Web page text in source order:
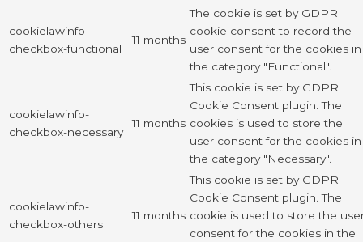
cookielawinfo-
checkbox-functional
11 months
The cookie is set by GDPR
cookie consent to record the
user consent for the cookies in
the category "Functional".
cookielawinfo-
checkbox-necessary
11 months
This cookie is set by GDPR
Cookie Consent plugin. The
cookies is used to store the
user consent for the cookies in
the category "Necessary".
cookielawinfo-
checkbox-others
11 months
This cookie is set by GDPR
Cookie Consent plugin. The
cookie is used to store the
consent for the cookies in the